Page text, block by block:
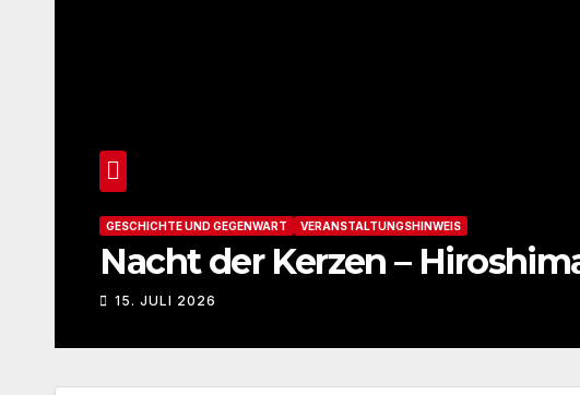
GESCHICHTE UND GEGENWART VERANSTALTUNGSHINWEIS
Nacht der Kerzen –
15. JULI 2026